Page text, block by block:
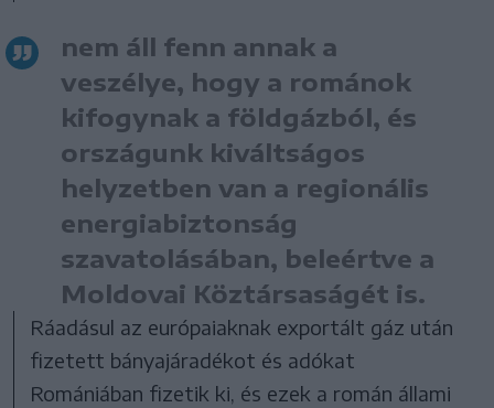
nem áll fenn annak a
veszélye, hogy a románok
kifogynak a földgázból, és
országunk kiváltságos
helyzetben van a regionális
energiabiztonság
szavatolásában, beleértve a
Moldovai Köztársaságét is.
Ráadásul az európaiaknak exportált gáz után
fizetett bányajáradékot és adókat
Romániában fizetik ki, és ezek a román állami